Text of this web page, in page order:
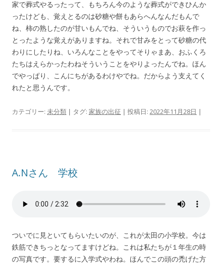
家で葬式やるったって、もちろん今のような葬式ができひんか
ったけども、覚えとるのは砂糖や餅もあらへんなんだもんで
ね、柿の熟したのが甘いもんでね、そういうものでお萩を作っ
とったような覚えがありますね。それで甘みをとって砂糖の代
わりにしたりね、いろんなことをやってそりゃまあ、おふくろ
たちはえらかったわねそういうことをやりよったんでね。ほん
でやっぱり、こんにちがあるわけやでね。だからよう支えてく
れたと思うんです。
カテゴリー: 未分類 | タグ: 家族の出征 | 投稿日: 2022年11月28日 |
A.Nさん 学校
ついでに見といてもらいたいのが、これが太田の小学校。今は
鉄筋できちっとなってますけどね。これは私たちが１年生の時
の写真です。要するに入学式やわね。ほんでこの頭の禿げた方